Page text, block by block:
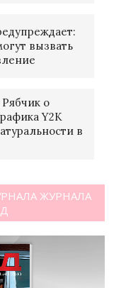
вызвать
о
Y2K
в
ЖУРНАЛА